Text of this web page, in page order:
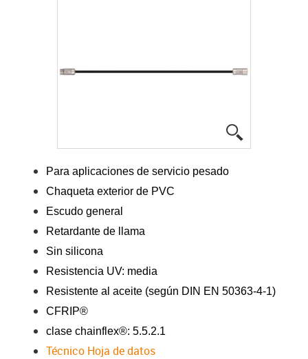
Para aplicaciones de servicio pesado
Chaqueta exterior de PVC
Escudo general
Retardante de llama
Sin silicona
Resistencia UV: media
Resistente al aceite (según DIN EN 50363-4-1)
CFRIP®
clase chainflex®: 5.5.2.1
Técnico Hoja de datos